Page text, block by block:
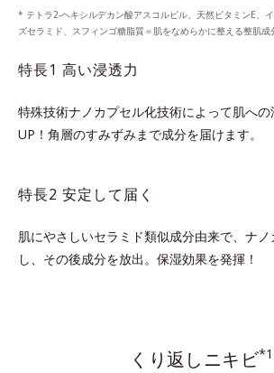
* テトラ2-ヘキシルデカン酸アスコルビル、天然ビタミンE、
ズセラミド、スフィンゴ糖脂質＝肌をなめらかに整える整肌成
特長1 高い浸透力
特殊技術ナノカプセル化技術によって肌へ
UP！ 角層のすみずみまで成分を届けます。
特長2 安定して届く
肌にやさしいセラミド類似成分由来で、ナ
し、その後成分を放出。保湿効果を発揮！
くり返しニキビ*1